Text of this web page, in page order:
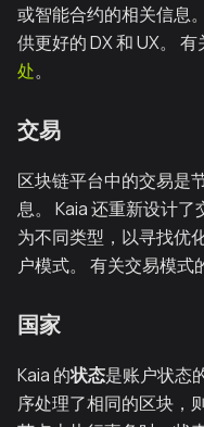
或智能合约的相关信息
供更好的 DX 和 UX。
处。
交易
区块链平台中的交易是
息。 Kaia 还重新设计
为不同类型，以寻找优
户模式。 有关交易模式
国家
Kaia 的状态是账户状态
序处理了相同的区块，